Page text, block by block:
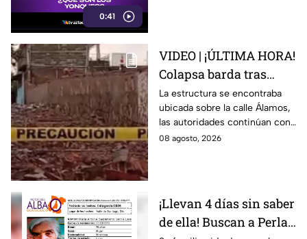
0:41
VIDEO | ¡ÚLTIMA HORA!
Colapsa barda tras
intensa lluvia en León;
¿hay personas
lesionadas?
La estructura se encontraba
ubicada sobre la calle Álamos,
las autoridades continúan con
las investigaciones.
08 agosto, 2026
¡Llevan 4 días sin saber
de ella! Buscan a Perla